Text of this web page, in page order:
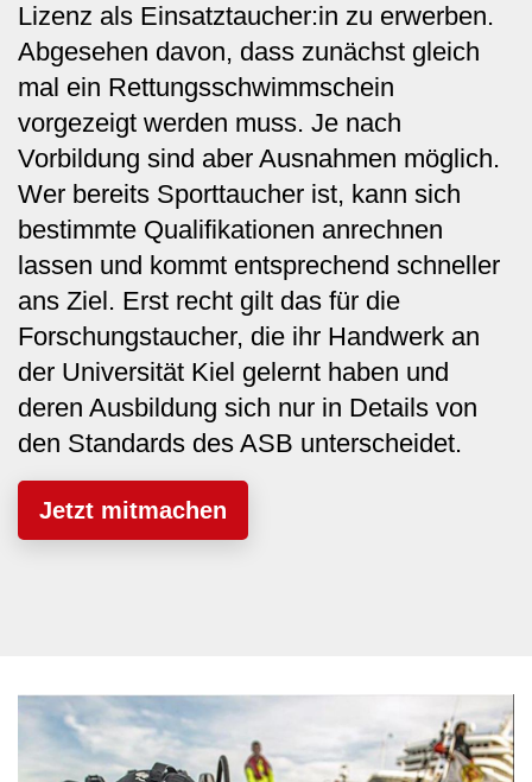
Lizenz als Einsatztaucher:in zu erwerben.
Abgesehen davon, dass zunächst gleich
mal ein Rettungsschwimmschein
vorgezeigt werden muss. Je nach
Vorbildung sind aber Ausnahmen möglich.
Wer bereits Sporttaucher ist, kann sich
bestimmte Qualifikationen anrechnen
lassen und kommt entsprechend schneller
ans Ziel. Erst recht gilt das für die
Forschungstaucher, die ihr Handwerk an
der Universität Kiel gelernt haben und
deren Ausbildung sich nur in Details von
den Standards des ASB unterscheidet.
Jetzt mitmachen